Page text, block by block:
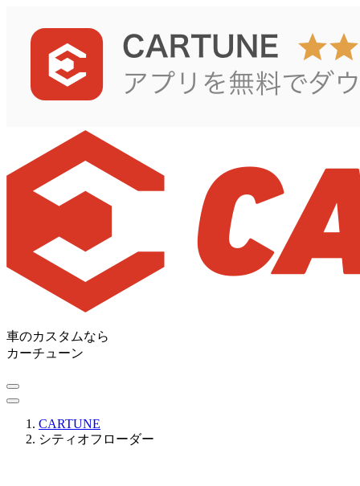
車のカスタムなら
カーチューン
CARTUNE
シティオフローダー